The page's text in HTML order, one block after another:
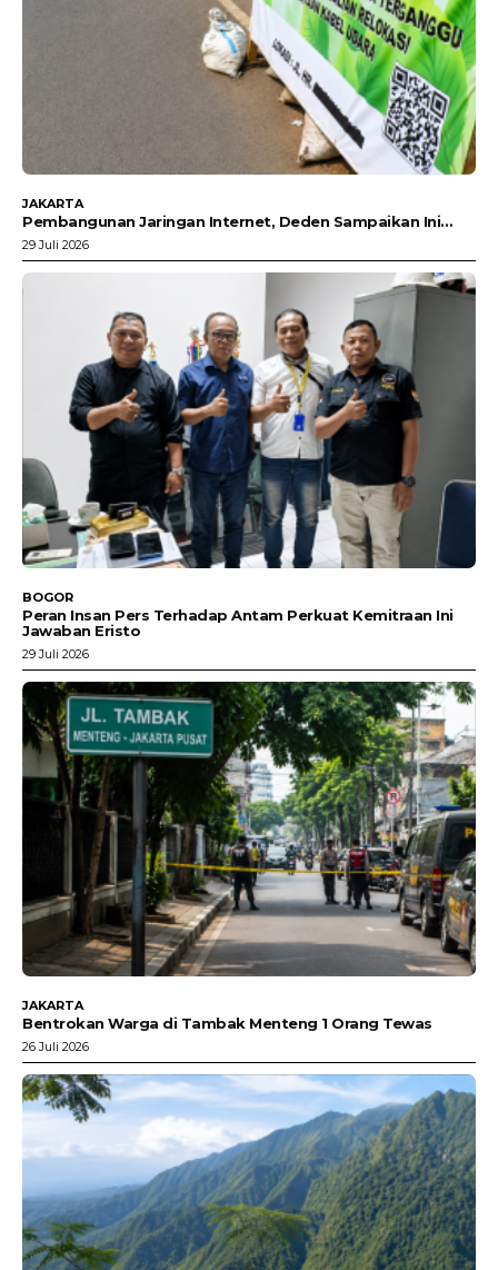
JAKARTA
Pembangunan Jaringan Internet, Deden Sampaikan Ini…
29 Juli 2026
BOGOR
Peran Insan Pers Terhadap Antam Perkuat Kemitraan Ini
Jawaban Eristo
29 Juli 2026
JAKARTA
Bentrokan Warga di Tambak Menteng 1 Orang Tewas
26 Juli 2026